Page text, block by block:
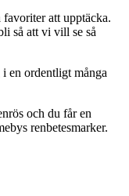
att upptäcka.
så att vi vill se så
en ordentligt många
och du får en
renbetesmarker.